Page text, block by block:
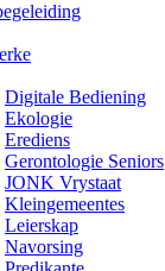
Digitale Bediening
Ekologie
Erediens
Gerontologie Seniors
JONK Vrystaat
Kleingemeentes
Leierskap
Navorsing